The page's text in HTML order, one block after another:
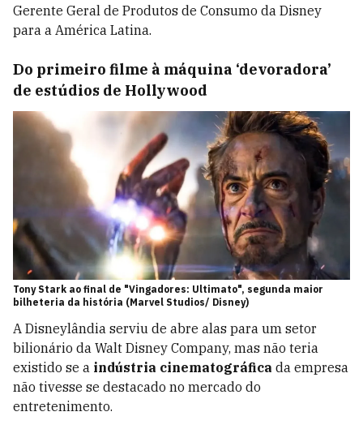
Gerente Geral de Produtos de Consumo da Disney
para a América Latina.
Do primeiro filme à máquina ‘devoradora’
de estúdios de Hollywood
Tony Stark ao final de "Vingadores: Ultimato", segunda maior
bilheteria da história (Marvel Studios/ Disney)
A Disneylândia serviu de abre alas para um setor
bilionário da Walt Disney Company, mas não teria
existido se a indústria cinematográfica da empresa
não tivesse se destacado no mercado do
entretenimento.